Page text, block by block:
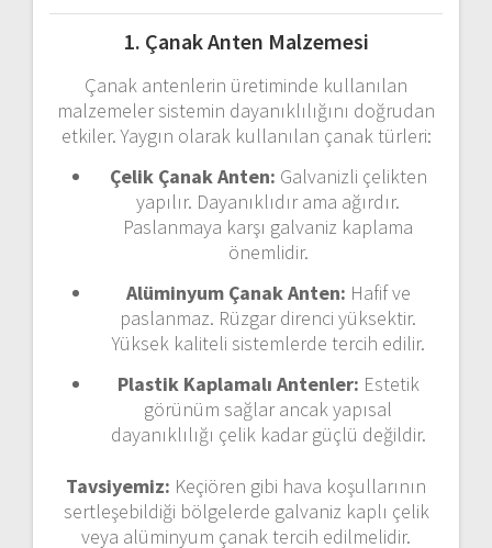
1. ÇanakAnten Malzemesi
Çanak antenlerin üretiminde kullanılan
malzemelersistemin dayanıklılığını doğrudan
etkiler.Yaygın olarak kullanılan çanaktürleri:
Çelik ÇanakAnten: Galvanizli çelikten
yapılır. Dayanıklıdırama ağırdır.
Paslanmaya karşı galvaniz kaplama
önemlidir.
Alüminyum ÇanakAnten: Hafifve
paslanmaz. Rüzgardirenci yüksektir.
Yüksek kaliteli sistemlerde tercih edilir.
Plastik Kaplamalı Antenler: Estetik
görünüm sağlarancakyapısal
dayanıklılığı çelik kadargüçlü değildir.
Tavsiyemiz: Keçiören gibi hava koşullarının
sertleşebildiği bölgelerde galvaniz kaplı çelik
veya alüminyum çanaktercih edilmelidir.